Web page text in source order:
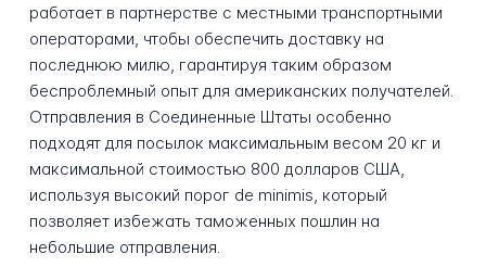
работает в партнерстве с местными транспортными
операторами, чтобы обеспечить доставку на
последнюю милю, гарантируя таким образом
беспроблемный опыт для американских получателей.
Отправления в Соединенные Штаты особенно
подходят для посылок максимальным весом 20 кг и
максимальной стоимостью 800 долларов США,
используя высокий порог de minimis, который
позволяет избежать таможенных пошлин на
небольшие отправления.